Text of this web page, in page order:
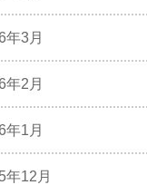
年3月
年2月
年1月
年12月